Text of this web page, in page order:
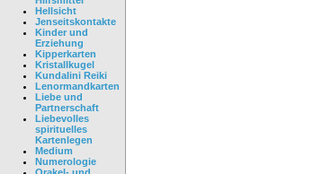
Hellsicht
Jenseitskontakte
Kinder und
Erziehung
Kipperkarten
Kristallkugel
Kundalini Reiki
Lenormandkarten
Liebe und
Partnerschaft
Liebevolles
spirituelles
Kartenlegen
Medium
Numerologie